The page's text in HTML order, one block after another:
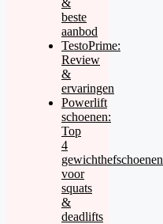
beste
aanbod
TestoPrime:
Review
&
ervaringen
Powerlift
schoenen:
Top
4
gewichthefschoenen
voor
squats
&
deadlifts